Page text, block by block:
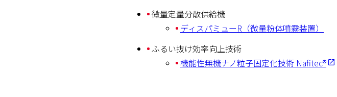
微量定量分散供給機
ディスパミューR（微量粉体噴霧装置）
ふるい抜け効率向上技術
機能性無機ナノ粒子固定化技術 Nafitec®